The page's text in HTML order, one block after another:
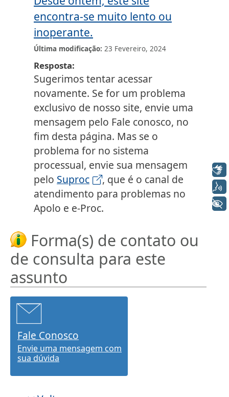
encontra-se muito lento ou
inoperante.
Última modificação 23 Fevereiro, 2024
Resposta
Sugerimos tentar acessar
novamente. Se for um problema
exclusivo de nosso site, envie uma
mensagem pelo Fale conosco, no
fim desta página. Mas se o
problema for no sistema
processual, envie sua mensagem
pelo Suproc
, que é o canal de
atendimento para problemas no
Apolo e e-Proc.
Forma(s) de contato ou
de consulta para este
assunto
Fale Conosco
Envie uma mensagem com
sua dúvida
Libras